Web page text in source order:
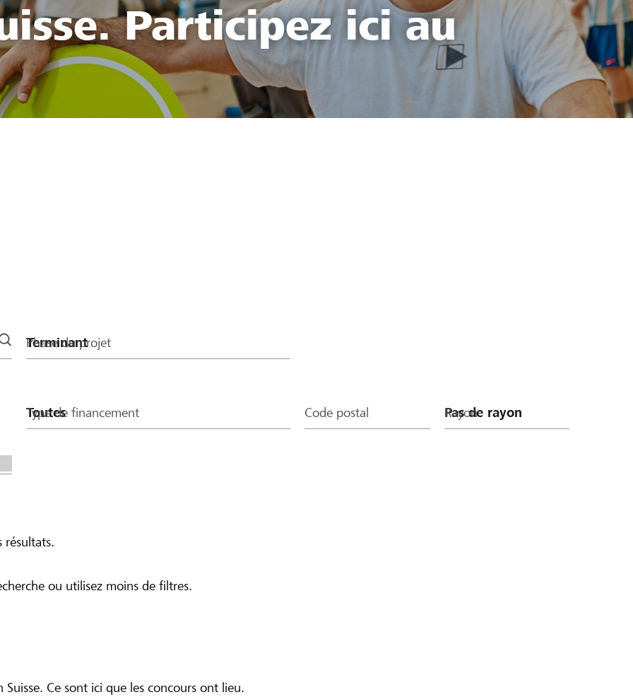
Participez ici au
Phase du projet
Type de financement Code postal Rayon
résultats.
ou utilisez moins de filtres.
Ce sont ici que les concours ont lieu.